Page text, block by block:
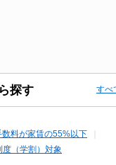
探す すべ
数料が家賃の55%以下
度（学割）対象